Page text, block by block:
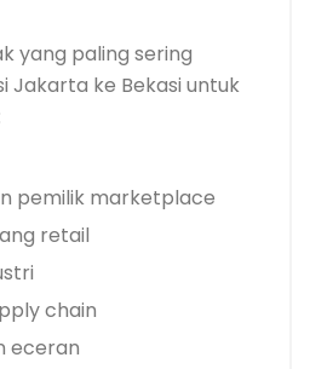
yang paling sering
Jakarta ke Bekasi untuk
pemilik marketplace
retail
chain
eceran